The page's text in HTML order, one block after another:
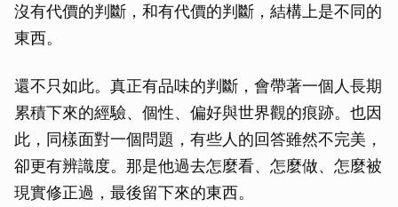
沒有代價的判斷，和有代價的判斷，結構上是不同的
東西。
還不只如此。真正有品味的判斷，會帶著一個人長期
累積下來的經驗、個性、偏好與世界觀的痕跡。也因
此，同樣面對一個問題，有些人的回答雖然不完美，
卻更有辨識度。那是他過去怎麼看、怎麼做、怎麼被
現實修正過，最後留下來的東西。